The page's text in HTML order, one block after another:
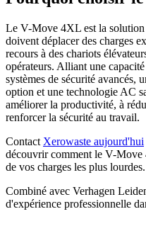
Le V-Move 4XL est la solution
doivent déplacer des charges
recours à des chariots
opérateurs. Alliant une
systèmes de sécurité avancés,
option et une technologie AC
améliorer la productivité, à
renforcer la sécurité au travail.
Contact Xerowaste aujourd'hui
découvrir comment le V-
de vos charges les plus lourdes.
Combiné avec Verhagen
d'expérience professionnelle